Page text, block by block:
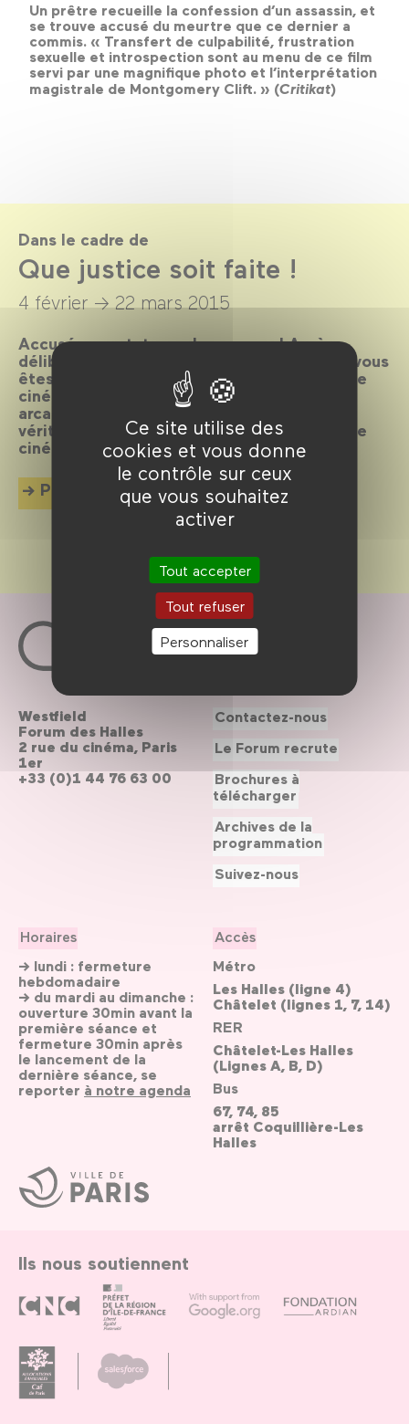
Ce site utilise des
cookies et vous donne
le contrôle sur ceux
que vous souhaitez
activer
Tout accepter
Tout refuser
Personnaliser
Un prêtre recueille la confession d’un assassin, et
se trouve accusé du meurtre que ce dernier a
commis. « Transfert de culpabilité, frustration
sexuelle et introspection sont au menu de ce film
servi par une magnifique photo et l’interprétation
magistrale de Montgomery Clift. » (Critikat)
Dans le cadre de
Que justice soit faite !
4 février → 22 mars 2015
Accusés spectateurs, levez-vous ! Après
délibération du jury, le verdict est tombé : vous
êtes déclarés coupables de flagrant délit de
cinéphilie et condamnés à plonger dans les
arcanes de la machine judiciaire. Toute la
vérité, rien que la vérité en 80 plaidoyers de
cinéma.
Plus d'info
Ville
de
Paris
Westfield
Forum des Halles
2 rue du cinéma, Paris
1er
+33 (0)1 44 76 63 00
Horaires
→ lundi : fermeture
hebdomadaire
→ du mardi au dimanche :
ouverture 30min avant la
première séance et
fermeture 30min après
le lancement de la
dernière séance, se
reporter à notre agenda
Accès
Métro
Les Halles (ligne 4)
Châtelet (lignes 1, 7, 14)
RER
Châtelet-Les Halles
(Lignes A, B, D)
Bus
67, 74, 85
arrêt Coquillière-Les
Halles
Contactez-nous
Le Forum recrute
Brochures à
télécharger
Archives de la
programmation
Suivez-nous
Ils nous soutiennent